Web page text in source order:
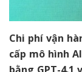
Chi phí vận
cấp mô hình